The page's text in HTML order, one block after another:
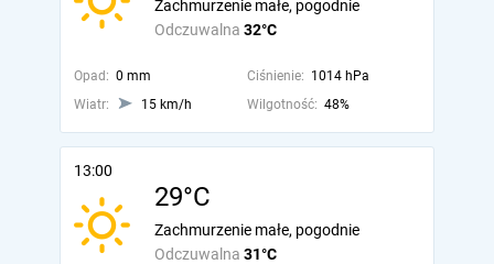
Odczuwalna 32°C
Zachmurzenie małe, pogodnie
Opad: 0 mm Ciśnienie: 1014 hPa
Wiatr:
15 km/h Wilgotność: 48%
13:00
29°C
Odczuwalna 31°C
Zachmurzenie małe, pogodnie